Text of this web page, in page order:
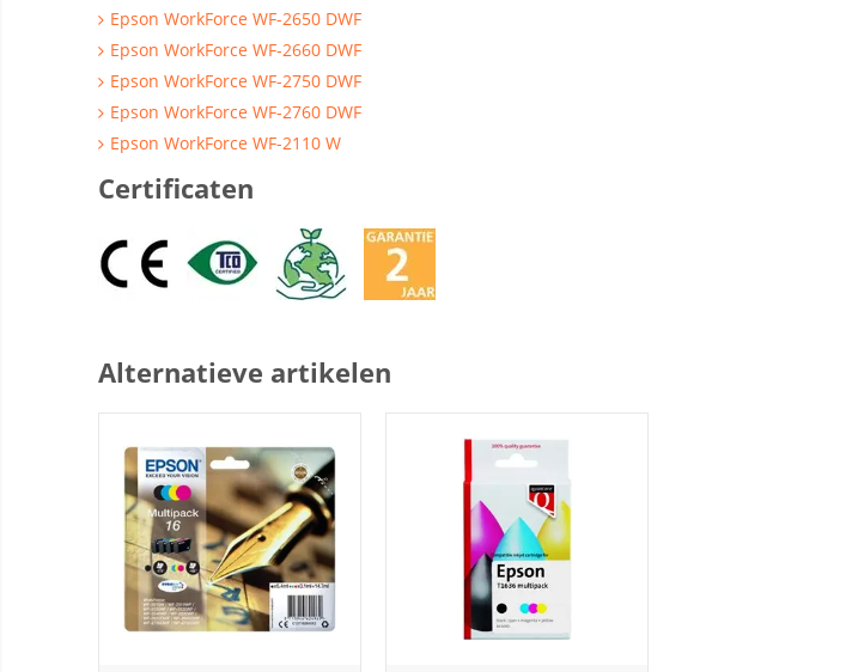
Epson WorkForce WF-2650 DWF
Epson WorkForce WF-2660 DWF
Epson WorkForce WF-2750 DWF
Epson WorkForce WF-2760 DWF
Epson WorkForce WF-2110 W
Certificaten
Alternatieve artikelen